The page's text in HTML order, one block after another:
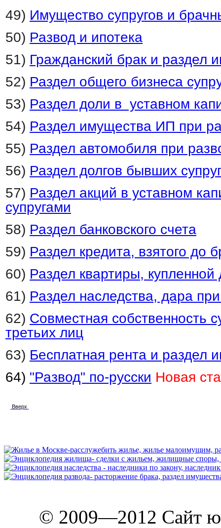
49) Имущество супругов и
50) Развод и ипотека
51) Гражданский брак и раздел
52) Раздел общего бизнеса
53) Раздел доли в уставном
54) Раздел имущества ИП при
55) Раздел автомобиля при
56) Раздел долгов бывших
57) Раздел акций в уставном
супругами
58) Раздел банковского счета
59) Раздел кредита, взятого до
60) Раздел квартиры, купленной
61) Раздел наследства, дара
62) Совместная собственность
третьих лиц
63) Бесплатная рента и раздел
64) "Развод" по-русски Новая
Вверх
© 2009—2012 Сайт